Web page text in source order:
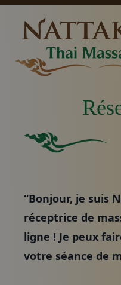
Prix
Contact
“Bonjour, je suis
réceptrice de
ligne ! Je peux
votre séance de